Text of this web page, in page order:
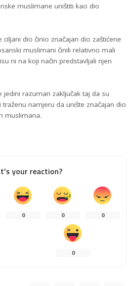
muslimane uništiti kao dio
dio činio značajan dio zaštićene
muslimani činili relativno mali
ni na koji način predstavljali njen
jedini razuman zaključak taj da su
namjeru da unište značajan dio
muslimana.
your reaction?
0 0 0
0